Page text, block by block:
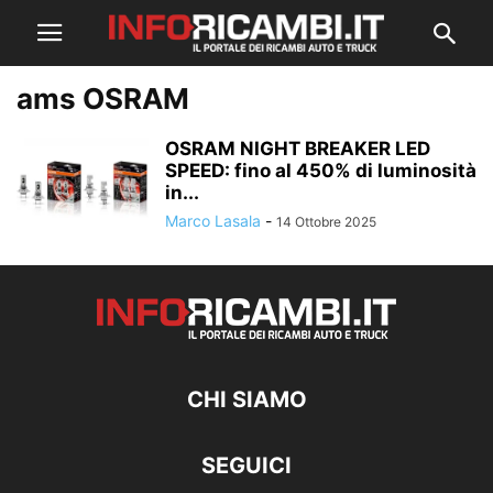
ams OSRAM
OSRAM NIGHT BREAKER LED
SPEED: fino al 450% di luminosità
in...
Marco Lasala - 14 Ottobre 2025
CHI SIAMO
SEGUICI